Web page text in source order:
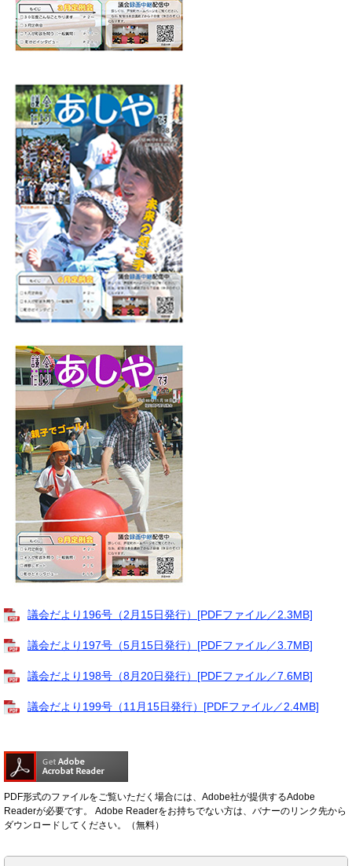
議会だより196号（2月15日発行）[PDFファイル／2.3MB]
議会だより197号（5月15日発行）[PDFファイル／3.7MB]
議会だより198号（8月20日発行）[PDFファイル／7.6MB]
議会だより199号（11月15日発行）[PDFファイル／2.4MB]
PDF形式のファイルをご覧いただく場合には、Adobe社が提供するAdobe
Readerが必要です。
Adobe Readerをお持ちでない方は、バナーのリンク先から
ダウンロードしてください。（無料）